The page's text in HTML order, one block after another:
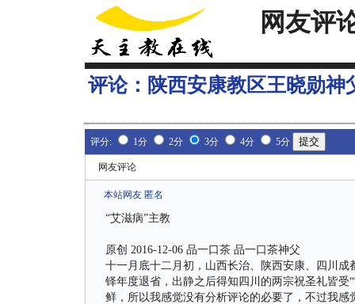
网友评
评论： 陕西安康教区王晓勋神
评分: 1分 2分 3分 4分 5分
网友评论
本站网友 匿名
“艾滋病”主教
原创 2016-12-06 品一口茶 品一口茶神父
十一月底十二月初，山西长治、陕西安康、四川
铎年度退省，出静之后得知四川的两宗祝圣礼皆
鲜，所以我感觉没有分析评论的必要了，不过我